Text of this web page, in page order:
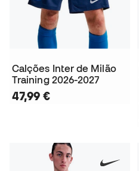
Calções Inter de Milão
Training 2026-2027
47,99 €